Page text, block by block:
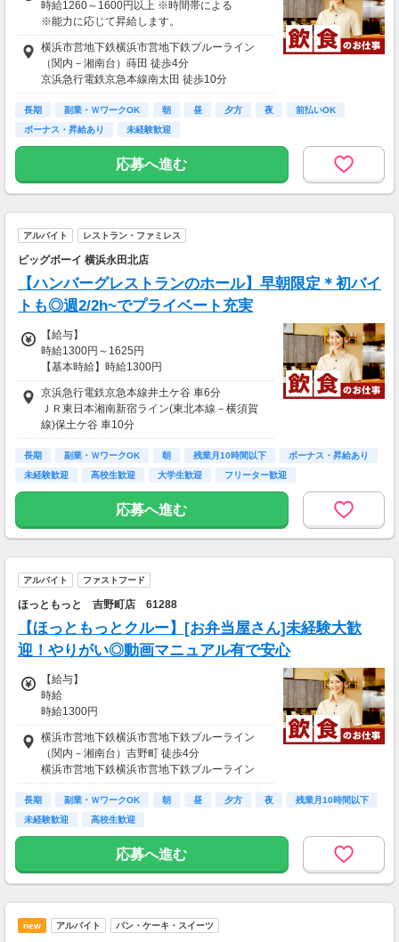
時給1260～1600円以上 ※時間帯による
※能力に応じて昇給します。
※22時以降の時給は深夜手当を含みます。
※採用状況により条件が異なる場合がございま
す、
詳細はお気軽にお問い合わせください。
▽時給は下記時間・条件にそって支給します
■09：00～22：00‥時給1260円
■17：00～ラスト(締め作業)まで契約の方
・22：00まで‥時給1280円
・22：00以降‥時給1600円
■高校生‥時給1260円（22時までの勤務）
■研修時間（50h）‥時給1225円
★土日(祝)：時給50円UP！
【給与支払】
月1回
★前給制度あり(稼働分/規定有)★
【交通費】
別途一部支給
※規定内支給
横浜市営地下鉄横浜市営地下鉄ブルーライン
（関内－湘南台）蒔田 徒歩4分
京浜急行電鉄京急本線南太田 徒歩10分
京浜急行電鉄京急本線井土ケ谷 徒歩12分
横浜市営地下鉄横浜市営地下鉄ブルーライン
（関内－湘南台）吉野町 徒歩14分
横浜市営地下鉄横浜市営地下鉄ブルーライン
（関内－湘南台）弘明寺 徒歩15分
長期 副業・ＷワークOK 朝 昼 夕方 夜
前払いOK
ボーナス・昇給あり
未経験歓迎
応募へ進む
アルバイト レストラン・ファミレス
ビッグボーイ 横浜永田北店
【ハンバーグレストランのホール】早朝限定＊初バイ
トも◎週2/2h~でプライベート充実
【給与】
時給1300円～1625円
【基本時給】時給1300円
【高校生時給】時給1250円
【深夜時給】時給1625円
※2025年改訂の最低賃金は保証します。
月1回
【交通費】
車・バイク通勤可
※通勤手段応相談
京浜急行電鉄京急本線井土ケ谷 車6分
ＪＲ東日本湘南新宿ライン(東北本線－横須賀
線)保土ケ谷 車10分
ＪＲ東日本湘南新宿ライン(高崎線－東海道本
線)保土ケ谷 車10分
ＪＲ東日本横須賀線保土ケ谷 車10分
長期 副業・ＷワークOK 朝 残業月10時間以下
ボーナス・昇給あり
未経験歓迎
高校生歓迎 大学生歓迎 フリーター歓迎
応募へ進む
アルバイト ファストフード
ほっともっと 吉野町店 61288
【ほっともっとクルー】[お弁当屋さん]未経験大歓
迎！やりがい◎動画マニュアル有で安心
【給与】
時給
時給1300円
※高校生も同時給
★早朝時給1400円
★土日祝手当:10:00～14:00時給30円UP
★18:00～22:00:時給30円UP
【給与支払】
月1回
別途一部支給
交通費規定支給
横浜市営地下鉄横浜市営地下鉄ブルーライン
（関内－湘南台）吉野町 徒歩4分
横浜市営地下鉄横浜市営地下鉄ブルーライン
（関内－湘南台）阪東橋 徒歩4分
京浜急行電鉄京急本線黄金町 徒歩5分
京浜急行電鉄京急本線南太田 徒歩9分
京浜急行電鉄京急本線日ノ出町 徒歩14分
長期 副業・ＷワークOK 朝 昼 夕方 夜
残業月10時間以下
未経験歓迎
高校生歓迎
応募へ進む
new アルバイト パン・ケーキ・スイーツ